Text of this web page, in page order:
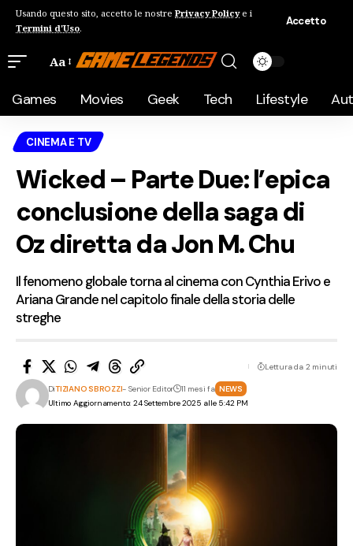
Usando questo sito, accetto le nostre Privacy Policye i
Termini d'Uso.
Accetto
Aa
Games Movies Geek Tech Lifestyle
CINEMA E TV
Wicked – Parte Due: l’epica
conclusione della saga di
Oz diretta da Jon M. Chu
Il fenomeno globale torna al cinema con Cynthia Erivo e
Ariana Grande nel capitolo finale della storia delle
streghe
Ultimo Aggiornamento: 24 Settembre 2025 alle 5:42 PM
DiTIZIANO SBROZZI- Senior Editor 11 mesi fa NEWS
Lettura da 2 minuti